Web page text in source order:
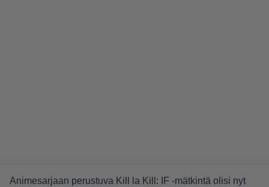
Animesarjaan perustuva Kill la Kill: IF -mätkintä olisi nyt